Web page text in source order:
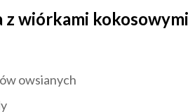
z wiórkami
owsianych